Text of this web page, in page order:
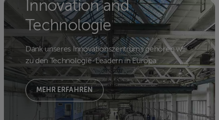
Innovation and
Technologie
Dank unseres Innovationszentrums gehören wir
zu den Technologie-Leadern in Europa.
MEHR ERFAHREN